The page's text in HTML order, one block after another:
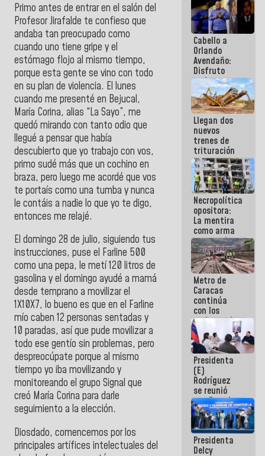
Primo antes de entrar en el salón del
Profesor Jirafalde te confieso que
andaba tan preocupado como
cuando uno tiene gripe y el
estómago flojo al mismo tiempo,
porque esta gente se vino con todo
en su plan de violencia. El lunes
cuando me presenté en Bejucal,
María Corina, alias “La Sayo”, me
quedó mirando con tanto odio que
llegué a pensar que había
descubierto que yo trabajo con vos,
primo sudé más que un cochino en
braza, pero luego me acordé que vos
te portaís como una tumba y nunca
le contáis a nadie lo que yo te digo,
entonces me relajé.
El domingo 28 de julio, siguiendo tus
instrucciones, puse el Farline 500
como una pepa, le metí 120 litros de
gasolina y el domingo ayudé a mamá
desde temprano a movilizar el
1X10X7, lo bueno es que en el Farline
mío caben 12 personas sentadas y
10 paradas, así que pude movilizar a
todo ese gentío sin problemas, pero
despreocúpate porque al mismo
tiempo yo iba movilizando y
monitoreando el grupo Signal que
creó María Corina para darle
seguimiento a la elección.
Diosdado, comencemos por los
principales artífices intelectuales del
Cabello a
Orlando
Avendaño:
Disfruto
cada vez
que escribes
porque lo
que haces
es
embarrarla
Llegan dos
nuevos
trenes de
trituración
para
optimizar
manejo de
escombros
en La Guaira
Necropolítica
opositora:
La mentira
como arma
contra el
Pueblo
Metro de
Caracas
continúa
con los
trabajos de
mantenimiento
e inspección
en la Línea 2
Presidenta
(E)
Rodríguez
se reunió
con Estado
Mayor
Eléctrico
para
abordar
planes de
Presidenta
Delcy